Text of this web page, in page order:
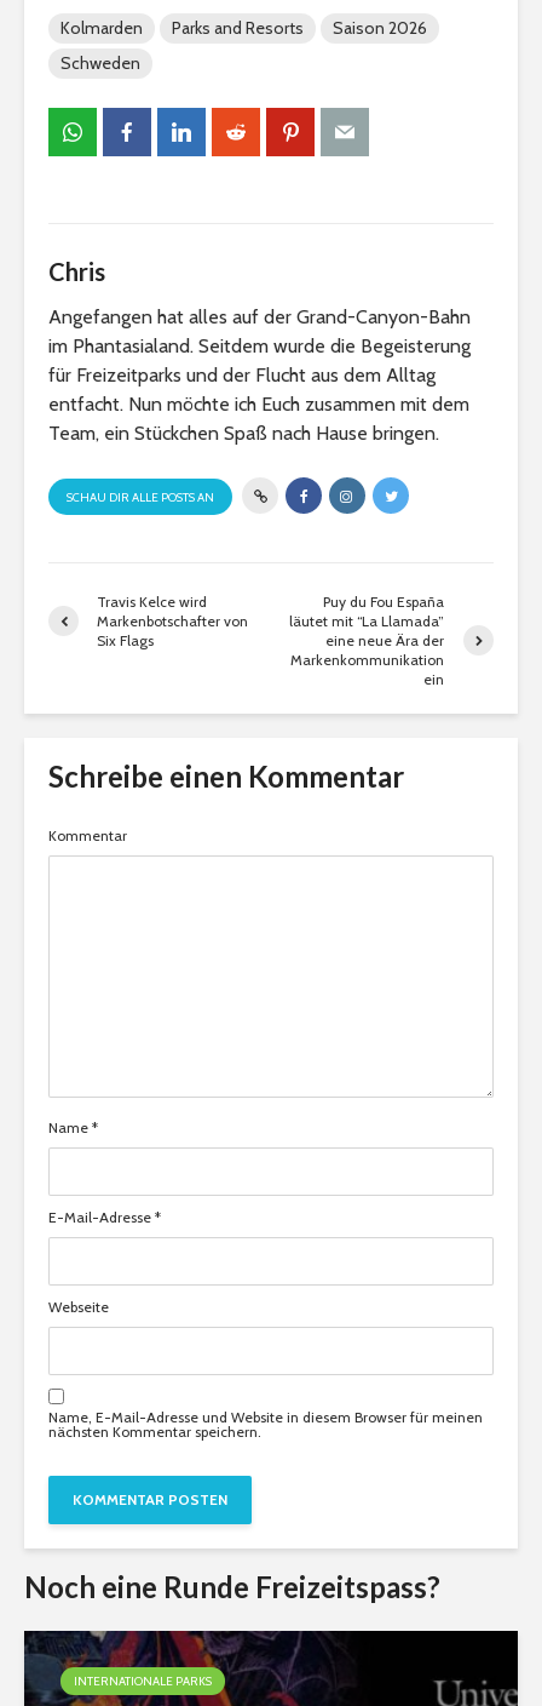
Kolmarden Parks and Resorts
Saison 2026
Schweden
Chris
Angefangen hat alles auf der Grand-Canyon-Bahn
im Phantasialand. Seitdem wurde die Begeisterung
für Freizeitparks und der Flucht aus dem Alltag
entfacht. Nun möchte ich Euch zusammen mit dem
Team, ein Stückchen Spaß nach Hause bringen.
SCHAU DIR ALLE POSTS AN
Travis Kelce wird
Markenbotschafter von
Six Flags
Puy du Fou España
läutet mit “La Llamada”
eine neue Ära der
Markenkommunikation
ein
Schreibe einen Kommentar
Kommentar
Name *
E-Mail-Adresse *
Webseite
Name, E-Mail-Adresse und Website in diesem Browser für meinen
nächsten Kommentar speichern.
Noch eine Runde Freizeitspass?
INTERNATIONALE PARKS